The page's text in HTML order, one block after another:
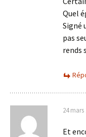
Quel
Signé
pas
rends
24 mars
Et